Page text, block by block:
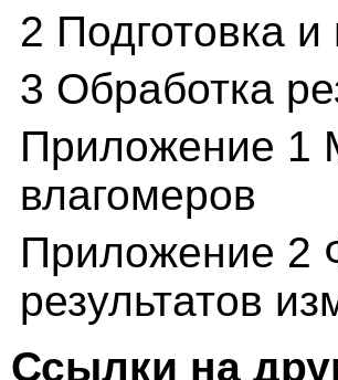
2 Подготовка
3 Обработка
Приложение 1
влагомеров
Приложение 2
результатов
Ссылки на